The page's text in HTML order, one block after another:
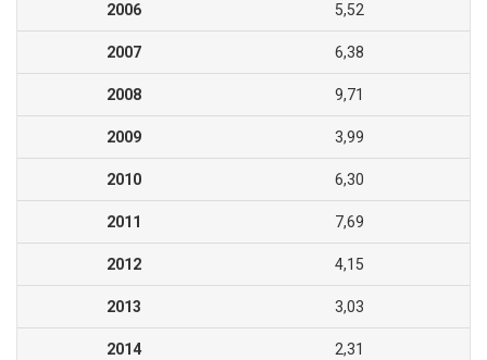
2006 5,52
2007 6,38
2008 9,71
2009 3,99
2010 6,30
2011 7,69
2012 4,15
2013 3,03
2014 2,31